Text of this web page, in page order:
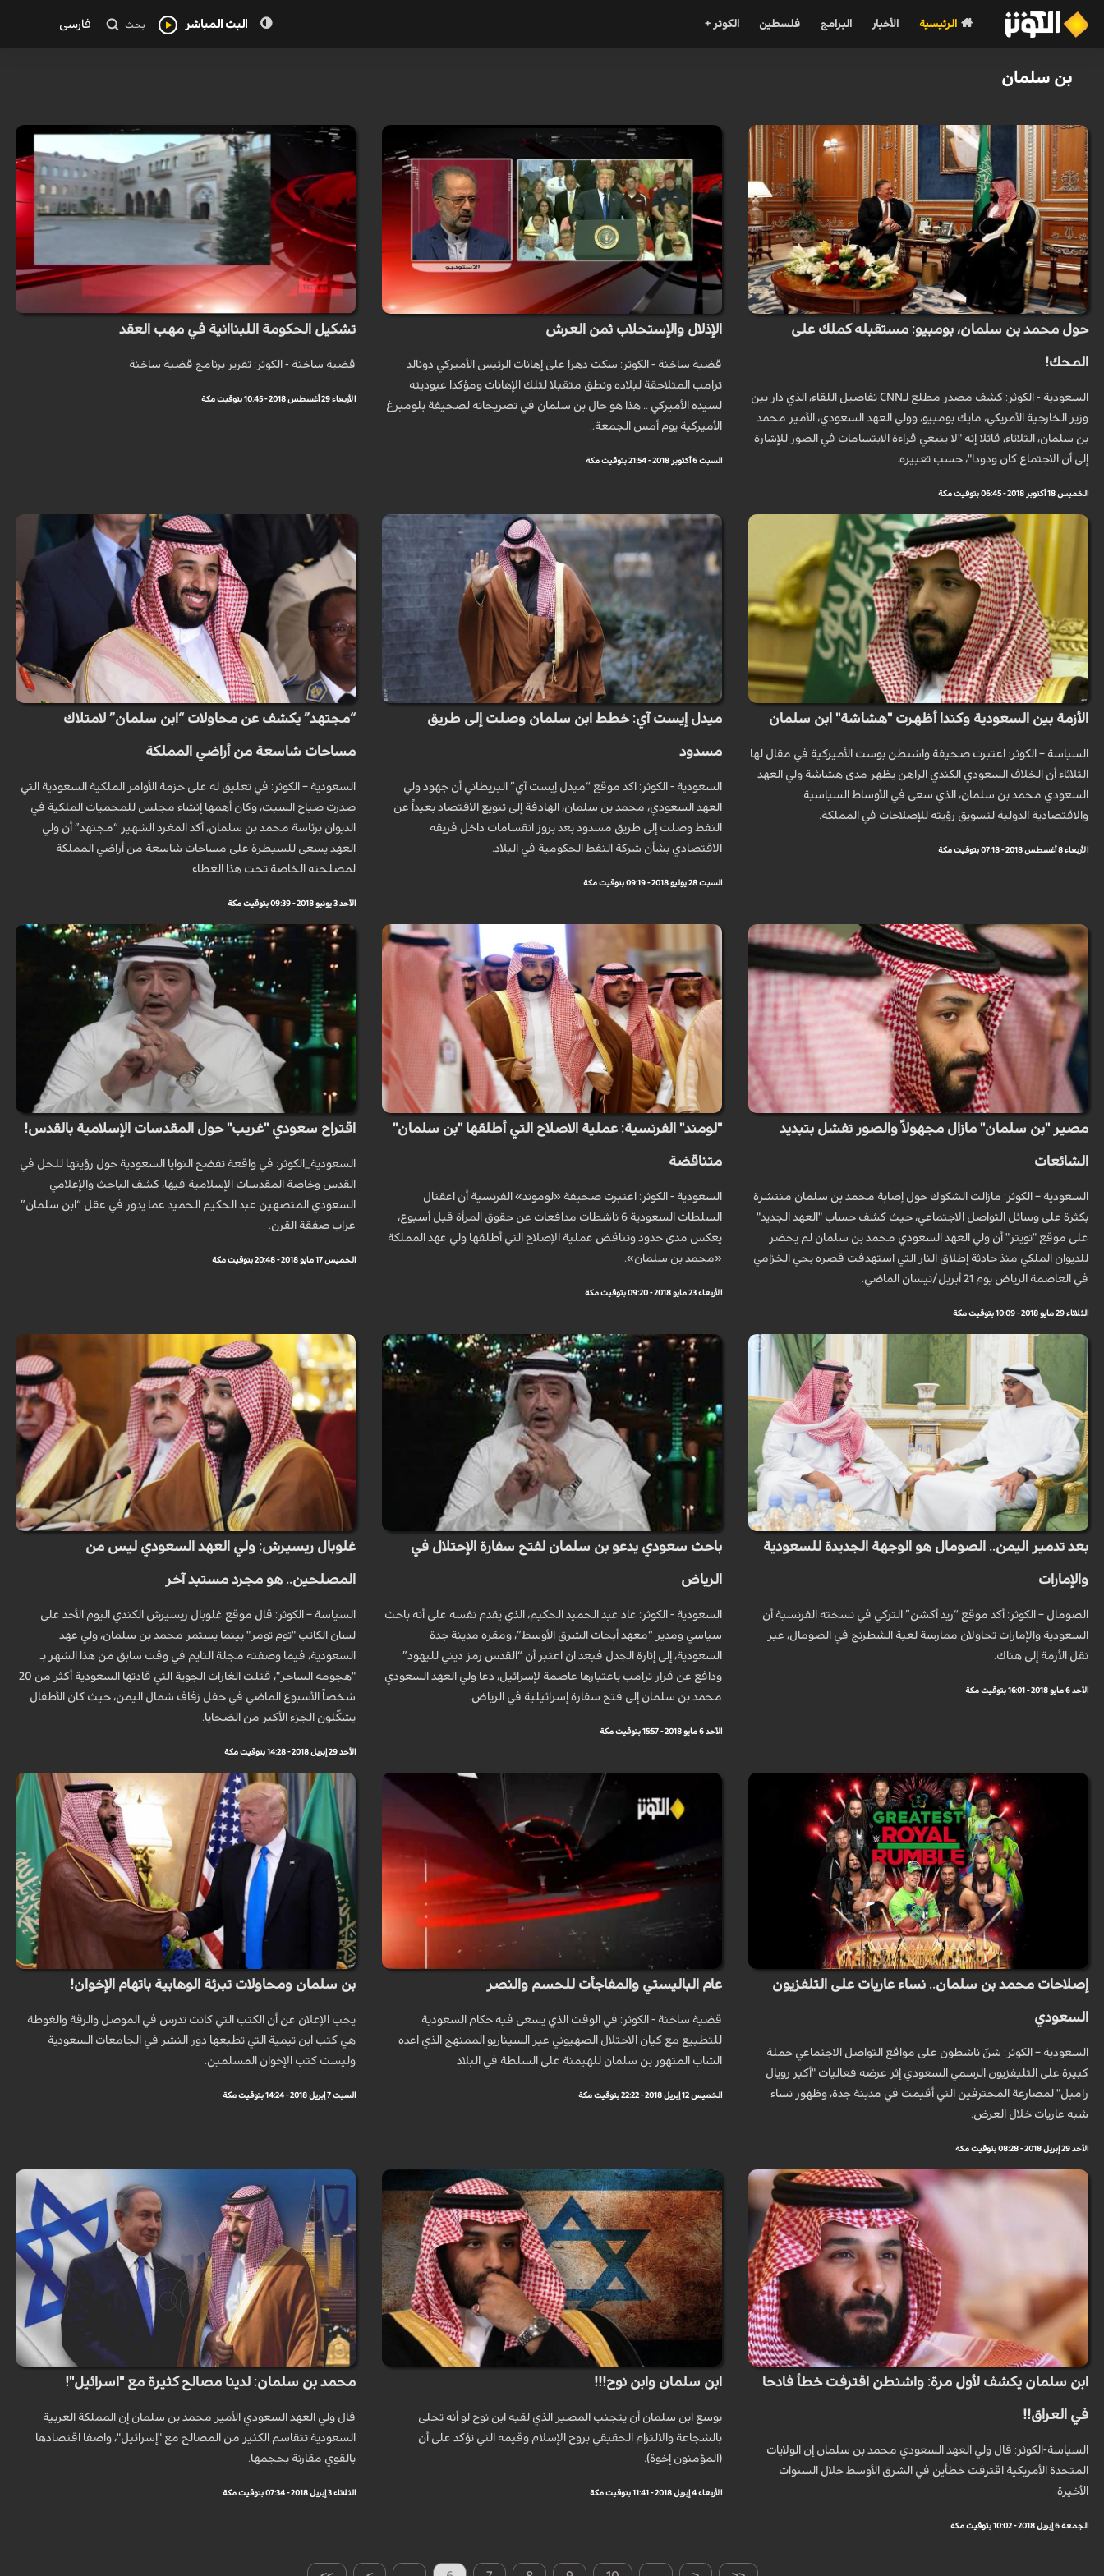
الرئيسية الأخبار البرامج فلسطين الكوثر + البث المباشر بحث فارسی
بن سلمان
حول محمد بن سلمان، بومبيو: مستقبله كملك على
المحك!
السعودية - الكوثر: كشف مصدر مطلع لـCNN تفاصيل اللقاء، الذي دار بين
وزير الخارجية الأمريكي، مايك بومبيو، وولي العهد السعودي، الأمير محمد
بن سلمان، الثلاثاء، قائلا إنه "لا ينبغي قراءة الابتسامات في الصور للإشارة
إلى أن الاجتماع كان ودودا"، حسب تعبيره.
الخميس 18 أكتوبر 2018 - 06:45 بتوقيت مكة
الإذلال والإستحلاب ثمن العرش
قضية ساخنة - الكوثر: سكت دهرا على إهانات الرئيس الأميركي دونالد
ترامب المتلاحقة لبلاده ونطق متقبلا لتلك الإهانات ومؤكدا عبوديته
لسيده الأميركي .. هذا هو حال بن سلمان في تصريحاته لصحيفة بلومبرغ
الأميركية يوم أمس الجمعة..
السبت 6 أكتوبر 2018 - 21:54 بتوقيت مكة
تشكيل الحكومة اللبناانية في مهب العقد
قضية ساخنة - الكوثر: تقرير برنامج قضية ساخنة
الأربعاء 29 أغسطس 2018 - 10:45 بتوقيت مكة
الأزمة بين السعودية وكندا أظهرت "هشاشة" ابن سلمان
السياسة – الكوثر: اعتبرت صحيفة واشنطن بوست الأميركية في مقال لها
الثلاثاء أن الخلاف السعودي الكندي الراهن يظهر مدى هشاشة ولي العهد
السعودي محمد بن سلمان، الذي سعى في الأوساط السياسية
والاقتصادية الدولية لتسويق رؤيته للإصلاحات في المملكة.
الأربعاء 8 أغسطس 2018 - 07:18 بتوقيت مكة
ميدل إيست آي: خطط ابن سلمان وصلت إلى طريق
مسدود
السعودية - الكوثر: اكد موقع “ميدل إيست آي” البريطاني أن جهود ولي
العهد السعودي، محمد بن سلمان، الهادفة إلى تنويع الاقتصاد بعيداً عن
النفط وصلت إلى طريق مسدود بعد بروز انقسامات داخل فريقه
الاقتصادي بشأن شركة النفط الحكومية في البلاد.
السبت 28 يوليو 2018 - 09:19 بتوقيت مكة
“مجتهد” يكشف عن محاولات “ابن سلمان” لامتلاك
مساحات شاسعة من أراضي المملكة
السعودية – الكوثر: في تعليق له على حزمة الأوامر الملكية السعودية التي
صدرت صباح السبت، وكان أهمها إنشاء مجلس للمحميات الملكية في
الديوان برئاسة محمد بن سلمان، أكد المغرد الشهير “مجتهد” أن ولي
العهد يسعى للسيطرة على مساحات شاسعة من أراضي المملكة
لمصلحته الخاصة تحت هذا الغطاء.
الأحد 3 يونيو 2018 - 09:39 بتوقيت مكة
مصير "بن سلمان" مازال مجهولاً والصور تفشل بتبديد
الشائعات
السعودية – الكوثر: مازالت الشكوك حول إصابة محمد بن سلمان منتشرة
بكثرة على وسائل التواصل الاجتماعي، حيث كشف حساب "العهد الجديد"
على موقع "تويتر" أن ولي العهد السعودي محمد بن سلمان لم يحضر
للديوان الملكي منذ حادثة إطلاق النار التي استهدفت قصره بحي الخزامي
في العاصمة الرياض يوم 21 أبريل/نيسان الماضي.
الثلاثاء 29 مايو 2018 - 10:09 بتوقيت مكة
"لومند" الفرنسية: عملية الاصلاح التي أطلقها "بن سلمان"
متناقضة
السعودية - الكوثر: اعتبرت صحيفة «لوموند» الفرنسية أن اعقتال
السلطات السعودية 6 ناشطات مدافعات عن حقوق المرأة قبل أسبوع،
يعكس مدى حدود وتناقض عملية الإصلاح التي أطلقها ولي عهد المملكة
«محمد بن سلمان».
الأربعاء 23 مايو 2018 - 09:20 بتوقيت مكة
اقتراح سعودي "غريب" حول المقدسات الإسلامية بالقدس!
السعودية_الكوثر: في واقعة تفضح النوايا السعودية حول رؤيتها للحل في
القدس وخاصة المقدسات الإسلامية فيها، كشف الباحث والإعلامي
السعودي المتصهين عبد الحكيم الحميد عما يدور في عقل “ابن سلمان”
عراب صفقة القرن.
الخميس 17 مايو 2018 - 20:48 بتوقيت مكة
بعد تدمير اليمن.. الصومال هو الوجهة الجديدة للسعودية
والإمارات
الصومال – الكوثر: أكد موقع “ريد أكشن” التركي في نسخته الفرنسية أن
السعودية والإمارات تحاولان ممارسة لعبة الشطرنج في الصومال، عبر
نقل الأزمة إلى هناك.
الأحد 6 مايو 2018 - 16:01 بتوقيت مكة
باحث سعودي يدعو بن سلمان لفتح سفارة الإحتلال في
الرياض
السعودية - الكوثر: عاد عبد الحميد الحكيم، الذي يقدم نفسه على أنه باحث
سياسي ومدير “معهد أبحاث الشرق الأوسط”، ومقره مدينة جدة
السعودية، إلى إثارة الجدل فبعد ان اعتبر أن “القدس رمز ديني لليهود”
ودافع عن قرار ترامب باعتبارها عاصمة لإسرائيل، دعا ولي العهد السعودي
محمد بن سلمان إلى فتح سفارة إسرائيلية في الرياض.
الأحد 6 مايو 2018 - 15:57 بتوقيت مكة
غلوبال ريسيرش: ولي العهد السعودي ليس من
المصلحين.. هو مجرد مستبد آخر
السياسة – الكوثر: قال موقع غلوبال ريسيرش الكندي اليوم الأحد على
لسان الكاتب "توم تومر" بينما يستمر محمد بن سلمان، ولي عهد
السعودية، فيما وصفته مجلة التايم في وقت سابق من هذا الشهر بـ
"هجومه الساحر"، قتلت الغارات الجوية التي قادتها السعودية أكثر من 20
شخصاً الأسبوع الماضي في حفل زفاف شمال اليمن، حيث كان الأطفال
يشكّلون الجزء الأكبر من الضحايا.
الأحد 29 إبريل 2018 - 14:28 بتوقيت مكة
إصلاحات محمد بن سلمان.. نساء عاريات على التلفزيون
السعودي
السعودية – الكوثر: شنّ ناشطون على مواقع التواصل الاجتماعي حملة
كبيرة على التليفزيون الرسمي السعودي إثر عرضه فعاليات "أكبر رويال
رامبل" لمصارعة المحترفين التي أقيمت في مدينة جدة، وظهور نساء
شبه عاريات خلال العرض.
الأحد 29 إبريل 2018 - 08:28 بتوقيت مكة
عام الباليستي والمفاجأت للحسم والنصر
قضية ساخنة - الكوثر: في الوقت الذي يسعى فيه حكام السعودية
للتطبيع مع كيان الاحتلال الصهيوني عبر السيناريو الممنهج الذي اعده
الشاب المتهور بن سلمان للهيمنة على السلطة في البلاد
الخميس 12 إبريل 2018 - 22:22 بتوقيت مكة
بن سلمان ومحاولات تبرئة الوهابية باتهام الإخوان!
يجب الإعلان عن أن الكتب التي كانت تدرس في الموصل والرقة والغوطة
هي كتب ابن تيمية التي تطبعها دور النشر في الجامعات السعودية
وليست كتب الإخوان المسلمين.
السبت 7 إبريل 2018 - 14:24 بتوقيت مكة
ابن سلمان يكشف ﻷول مرة: واشنطن اقترفت خطأ فادحا
في العراق!!
السياسة-الكوثر: قال ولي العهد السعودي محمد بن سلمان إن الولايات
المتحدة الأمريكية اقترفت خطأين في الشرق الأوسط خلال السنوات
الأخيرة.
الجمعة 6 إبريل 2018 - 10:02 بتوقيت مكة
ابن سلمان وابن نوح!!!
بوسع ابن سلمان أن يتجنب المصير الذي لقيه ابن نوح لو أنه تحلى
بالشجاعة والالتزام الحقيقي بروح الإسلام وقيمه التي تؤكد على أن
(المؤمنون إخوة).
الأربعاء 4 إبريل 2018 - 11:41 بتوقيت مكة
محمد بن سلمان: لدينا مصالح كثيرة مع "اسرائيل"!
قال ولي العهد السعودي الأمير محمد بن سلمان إن المملكة العربية
السعودية تتقاسم الكثير من المصالح مع "إسرائيل"، واصفا اقتصادها
بالقوي مقارنة بحجمها.
الثلاثاء 3 إبريل 2018 - 07:34 بتوقيت مكة